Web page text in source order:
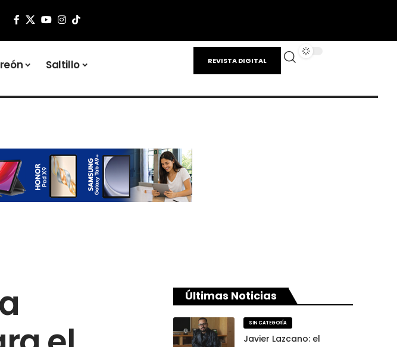
Saltillo REVISTA DIGITAL
Últimas Noticias
SIN CATEGORÍA
Javier Lazcano: el